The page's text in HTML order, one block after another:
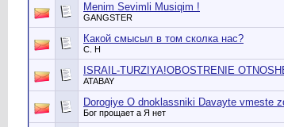
Menim Sevimli Musiqim !
GANGSTER
Какой смысыл в том сколка нас?
C. H
ISRAIL-TURZIYA!OBOSTRENIE
ATABAY
Dorogiye O dnoklassniki Davayte vmeste
Бог прощает а Я нет